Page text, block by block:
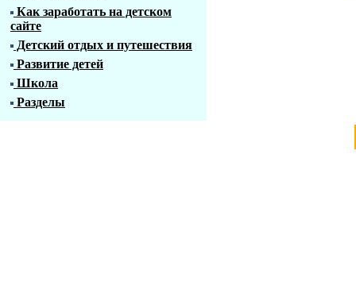
Как заработать на детском
сайте
Детский отдых и путешествия
Развитие детей
Школа
Разделы